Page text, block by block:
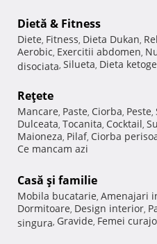
Dietă & Fitness
Diete, Fitness, Dieta Dukan,
Aerobic, Exercitii abdomen,
disociata, Silueta, Dieta
Reţete
Mancare, Paste, Ciorba, Peste,
Dulceata, Tocanita, Cocktail,
Maioneza, Pilaf, Ciorba
Ce mancam azi
Casă şi familie
Mobila bucatarie, Amenajari
Dormitoare, Design interior,
singura, Gravide, Femei